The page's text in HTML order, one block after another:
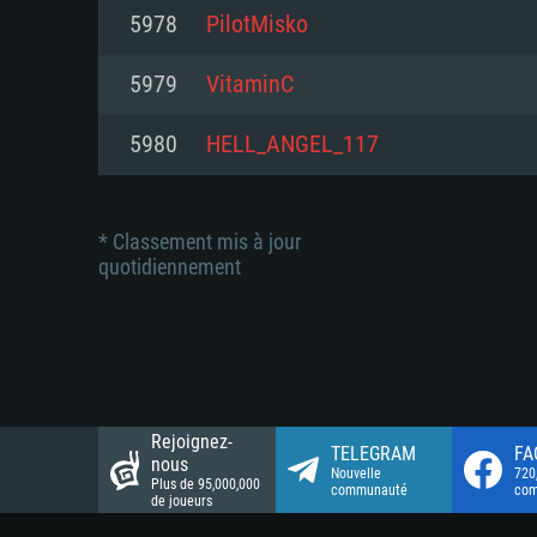
Disque dur: 23.1 Go (client
Disque dur: 62,2 Go (client
Connection: Connexion Internet
Disque dur: 62,2 Go (client
5978 PilotMisko
5979 VitaminC
5980 HELL_ANGEL_117
* Classement mis à jour
quotidiennement
Rejoignez-
nous
Plus de 95,000,000
de joueurs
TELEGRAM
Nouvelle
communauté